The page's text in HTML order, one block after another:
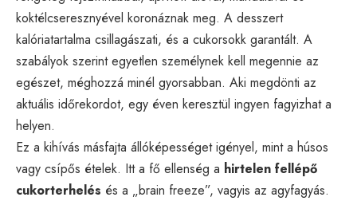
koktélcseresznyével koronáznak meg. A desszert
kalóriatartalma csillagászati, és a cukorsokk garantált. A
szabályok szerint egyetlen személynek kell megennie az
egészet, méghozzá minél gyorsabban. Aki megdönti az
aktuális időrekordot, egy éven keresztül ingyen fagyizhat a
helyen.
Ez a kihívás másfajta állóképességet igényel, mint a húsos
vagy csípős ételek. Itt a fő ellenség a hirtelen fellépő
cukorterhelés és a „brain freeze”, vagyis az agyfagyás.